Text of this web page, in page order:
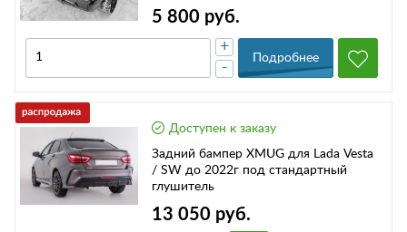
5 800 руб.
-
+
Подробнее
Доступен к заказу
Задний бампер XMUG для Lada Vesta
/ SW до 2022г под стандартный
глушитель
13 050 руб.